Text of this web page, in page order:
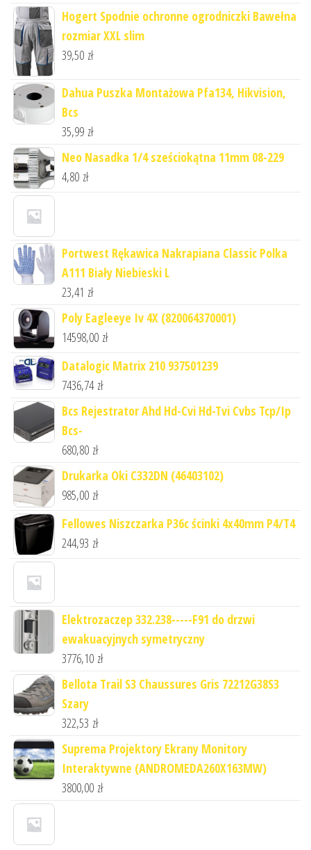
Hogert Spodnie ochronne ogrodniczki Bawełna
rozmiar XXL slim
39,50 zł
Dahua Puszka Montażowa Pfa134, Hikvision,
Bcs
35,99 zł
Neo Nasadka 1/4 sześciokątna 11mm 08-229
4,80 zł
Portwest Rękawica Nakrapiana Classic Polka
A111 Biały Niebieski L
23,41 zł
Poly Eagleeye Iv 4X (820064370001)
14598,00 zł
Datalogic Matrix 210 937501239
7436,74 zł
Bcs Rejestrator Ahd Hd-Cvi Hd-Tvi Cvbs Tcp/Ip
Bcs-
680,80 zł
Drukarka Oki C332DN (46403102)
985,00 zł
Fellowes Niszczarka P36c ścinki 4x40mm P4/T4
244,93 zł
Elektrozaczep 332.238-----F91 do drzwi
ewakuacyjnych symetryczny
3776,10 zł
Bellota Trail S3 Chaussures Gris 72212G38S3
Szary
322,53 zł
Suprema Projektory Ekrany Monitory
Interaktywne (ANDROMEDA260X163MW)
3800,00 zł